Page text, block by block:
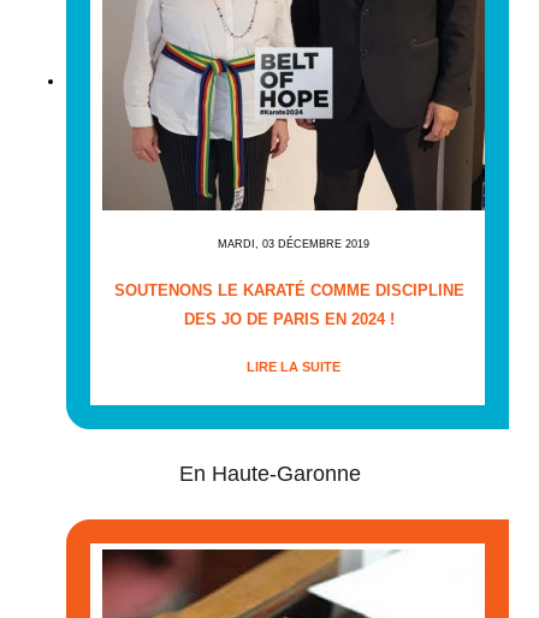
MARDI, 03 DÉCEMBRE 2019
SOUTENONS LE KARATÉ COMME DISCIPLINE
DES JO DE PARIS EN 2024 !
LIRE LA SUITE
En Haute-Garonne